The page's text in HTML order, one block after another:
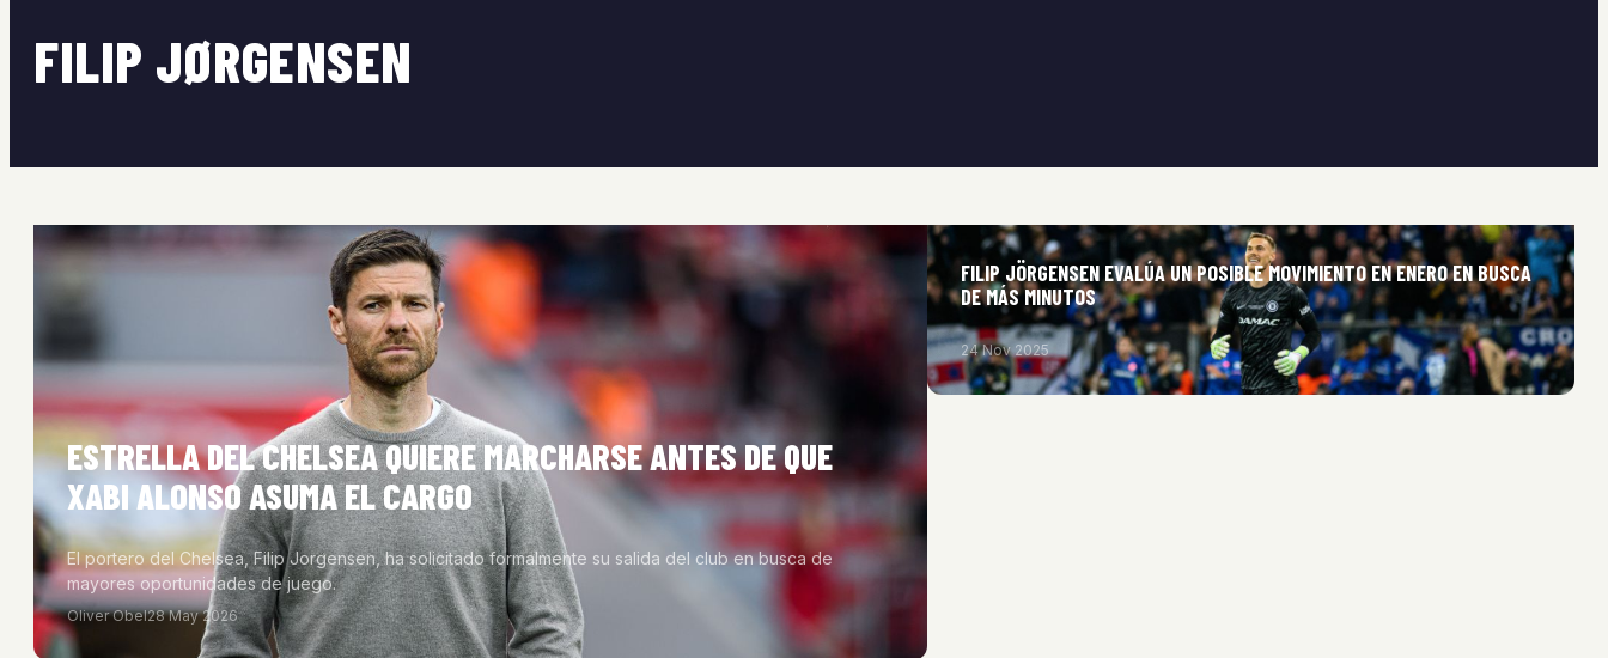
FILIP JØRGENSEN
ESTRELLA DEL CHELSEA QUIERE MARCHARSE ANTES DE QUE
XABI ALONSO ASUMA EL CARGO
El portero del Chelsea, Filip Jorgensen, ha solicitado formalmente su salida del club en busca de
mayores oportunidades de juego.
Oliver Obel28 May 2026
FILIP JÖRGENSEN EVALÚA UN POSIBLE MOVIMIENTO EN ENERO EN BUSCA
DE MÁS MINUTOS
24 Nov 2025